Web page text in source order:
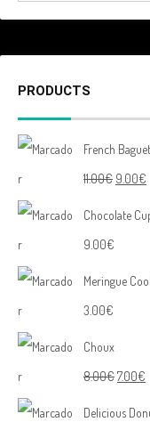
PRODUCTS
French
11.00€ 9.00€
Chocolate
9.00€
Meringue
3.00€
Choux
8.00€7.00€
Delicious